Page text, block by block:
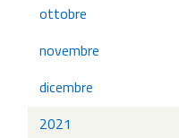
ottobre
novembre
dicembre
2021